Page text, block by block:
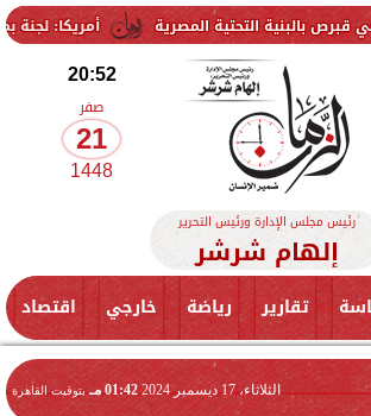
أمريكا: لجنة بمجلس التحتية المصرية
20:52
صفر
21
1448
رئيس مجلس الإدارة ورئيس التحرير
إلهام شرشر
تقارير رياضة خارجي اقتصاد
الثلاثاء، 17 ديسمبر 2024 01:42 مـ بتوقيت القاهرة